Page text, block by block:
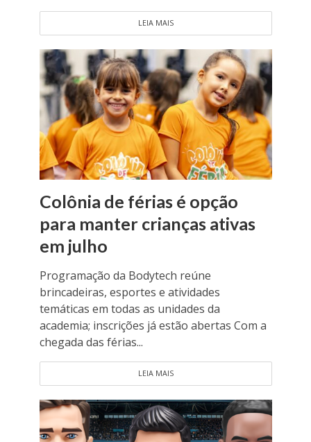
LEIA MAIS
Colônia de férias é opção
para manter crianças ativas
em julho
Programação da Bodytech reúne
brincadeiras, esportes e atividades
temáticas em todas as unidades da
academia; inscrições já estão abertas Com a
chegada das férias...
LEIA MAIS